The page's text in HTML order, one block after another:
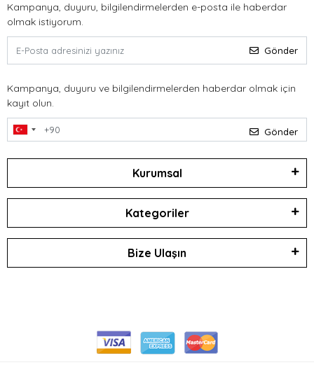
Kampanya, duyuru, bilgilendirmelerden e-posta ile haberdar
olmak istiyorum.
Gönder
Kampanya, duyuru ve bilgilendirmelerden haberdar olmak için
kayıt olun.
Gönder
Kurumsal
Kategoriler
Bize Ulaşın